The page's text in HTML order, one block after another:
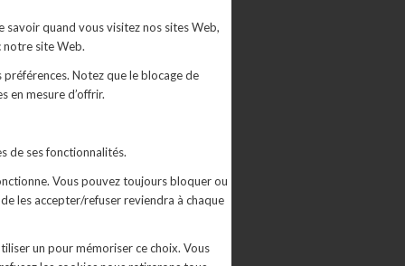
quand vous visitez nos sites Web,
notre site Web.
Notez que le blocage de
en mesure d’offrir.
de ses fonctionnalités.
Vous pouvez toujours bloquer ou
les accepter/refuser reviendra à chaque
un pour mémoriser ce choix. Vous